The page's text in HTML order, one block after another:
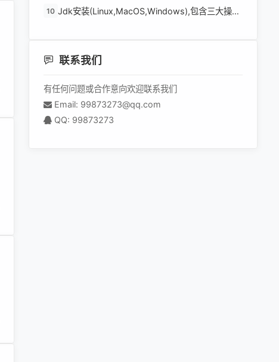
10 Jdk安装(Linux,MacOS,Windows),包含三大操作
联系我们
有任何问题或合作意向欢迎联系我们
Email: 99873273@qq.com
QQ: 99873273